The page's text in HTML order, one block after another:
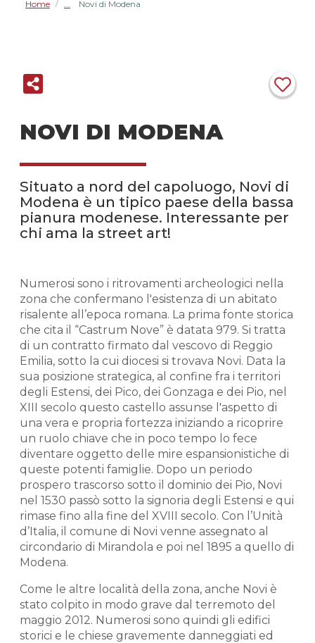
Home / Novi di Modena
NOVI DI MODENA
Situato a nord del capoluogo, Novi di
Modena è un tipico paese della bassa
pianura modenese. Interessante per
chi ama la street art!
Numerosi sono i ritrovamenti archeologici nella
zona che confermano l'esistenza di un abitato
risalente all’epoca romana. La prima fonte storica
che cita il “Castrum Nove” è datata 979. Si tratta
di un contratto firmato dal vescovo di Reggio
Emilia, sotto la cui diocesi si trovava Novi. Data la
sua posizione strategica, al confine fra i territori
degli Estensi, dei Pico, dei Gonzaga e dei Pio, nel
XIII secolo questo castello assunse l'aspetto di
una vera e propria fortezza iniziando a ricoprire
un ruolo chiave che in poco tempo lo fece
diventare oggetto delle mire espansionistiche di
queste potenti famiglie. Dopo un periodo
prospero trascorso sotto il dominio dei Pio, Novi
nel 1530 passò sotto la signoria degli Estensi e qui
rimase fino alla fine del XVIII secolo. Con l’Unità
d’Italia, il comune di Novi venne assegnato al
circondario di Mirandola e poi nel 1895 a quello di
Modena.
Come le altre località della zona, anche Novi è
stato colpito in modo grave dal terremoto del
maggio 2012. Numerosi sono quindi gli edifici
storici e le chiese gravemente danneggiati ed